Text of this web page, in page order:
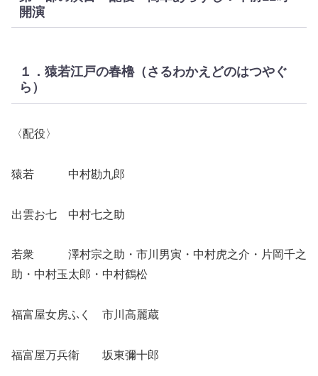
開演
１．猿若江戸の春櫓（さるわかえどのはつやぐ
ら）
〈配役〉
猿若 中村勘九郎
出雲お七 中村七之助
若衆 澤村宗之助・市川男寅・中村虎之介・片岡千之
助・中村玉太郎・中村鶴松
福富屋女房ふく 市川高麗蔵
福富屋万兵衛 坂東彌十郎